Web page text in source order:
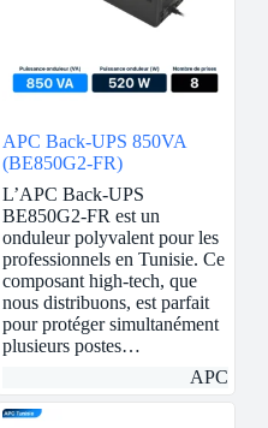
APC Back-UPS 850VA
(BE850G2-FR)
L’APC Back-UPS
BE850G2-FR est un
onduleur polyvalent pour les
professionnels en Tunisie. Ce
composant high-tech, que
nous distribuons, est parfait
pour protéger simultanément
plusieurs postes…
APC